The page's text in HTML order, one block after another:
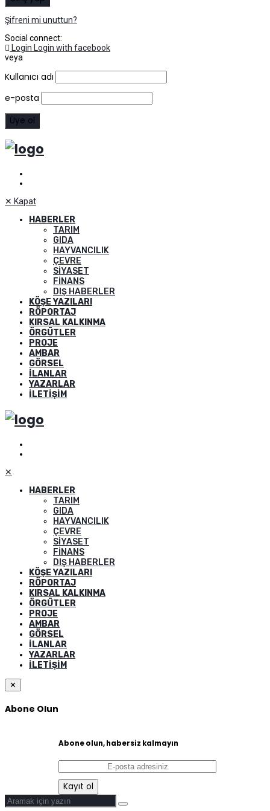
Şifreni mi unuttun?
Social connect:
Login Login with facebook
veya
Kullanıcı adı
e-posta
✕ Kapat
HABERLER
TARIM
GIDA
HAYVANCILIK
ÇEVRE
SIYASET
FINANS
DIŞ HABERLER
KÖŞE YAZILARI
RÖPORTAJ
KIRSAL KALKINMA
ÖRGÜTLER
PROJE
AMBAR
GÖRSEL
İLANLAR
YAZARLAR
İLETIŞIM
✕
HABERLER
TARIM
GIDA
HAYVANCILIK
ÇEVRE
SIYASET
FINANS
DIŞ HABERLER
KÖŞE YAZILARI
RÖPORTAJ
KIRSAL KALKINMA
ÖRGÜTLER
PROJE
AMBAR
GÖRSEL
İLANLAR
YAZARLAR
İLETIŞIM
✕
Abone Olun
Abone olun, habersiz kalmayın